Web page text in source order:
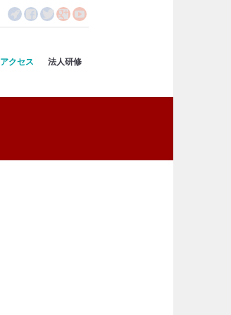
アクセス 法人研修